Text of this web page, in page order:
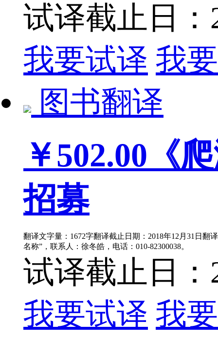
试译截止日：
我要试译 我
图书翻译
￥502.00 《
招募
翻译文字量：1672字翻译截止日期：2018年12月31日翻
名称”，联系人：徐冬皓，电话：010-82300038。
试译截止日：
我要试译 我